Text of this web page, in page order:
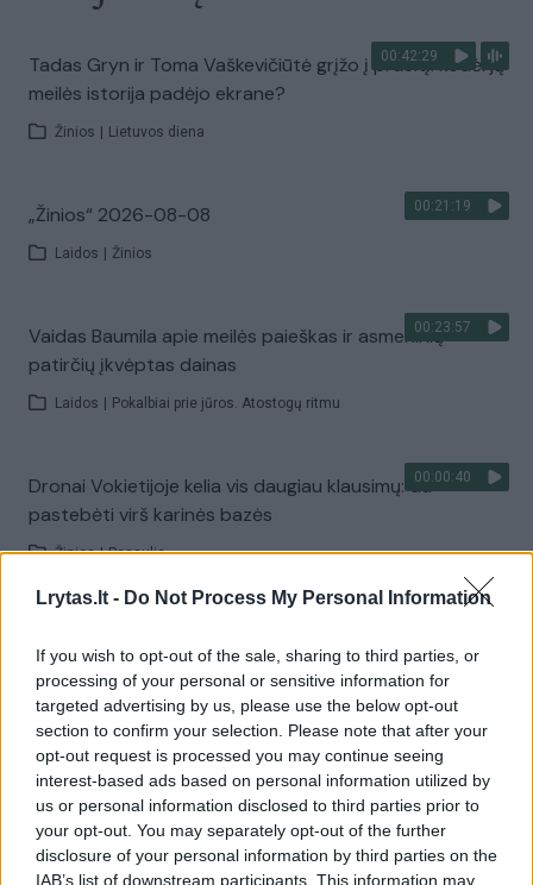
Lrytas.lt - Do Not Process My Personal Information
If you wish to opt-out of the sale, sharing to third parties, or
processing of your personal or sensitive information for
targeted advertising by us, please use the below opt-out
section to confirm your selection. Please note that after your
opt-out request is processed you may continue seeing
interest-based ads based on personal information utilized by
us or personal information disclosed to third parties prior to
your opt-out. You may separately opt-out of the further
disclosure of your personal information by third parties on the
IAB’s list of downstream participants. This information may
00:42:29
Tadas Gryn ir Toma Vaškevičiūtė grįžo į praeitį: kodėl jų
meilės istorija padėjo ekrane?
Žinios Lietuvos diena
00:21:19
„Žinios“ 2026-08-08
Laidos Žinios
00:23:57
Vaidas Baumila apie meilės paieškas ir asmeninių
patirčių įkvėptas dainas
Laidos Pokalbiai prie jūros. Atostogų ritmu
00:00:40
Dronai Vokietijoje kelia vis daugiau klausimų: du
pastebėti virš karinės bazės
Žinios | Pasaulis
Žiūrimiausi įrašai
00:00:30
Vaizdai iš tragiškos avarijos Vilniaus r.: dviejų moterų ir
vaiko gyvybių išgelbėti nepavyko